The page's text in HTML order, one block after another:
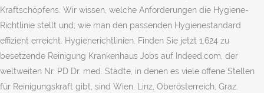
Kraftschöpfens. Wir wissen, welche Anforderungen die Hygiene-
Richtlinie stellt und; wie man den passenden Hygienestandard
effizient erreicht. Hygienerichtlinien. Finden Sie jetzt 1.624 zu
besetzende Reinigung Krankenhaus Jobs auf Indeed.com, der
weltweiten Nr. PD Dr. med. Städte, in denen es viele offene Stellen
für Reinigungskraft gibt, sind Wien, Linz, Oberösterreich, Graz.